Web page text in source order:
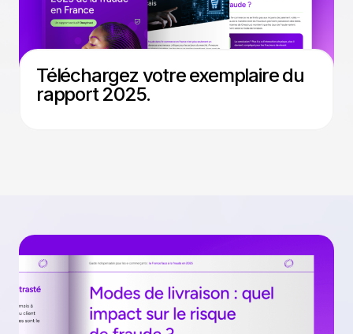
Téléchargez votre exemplaire du
rapport 2025.